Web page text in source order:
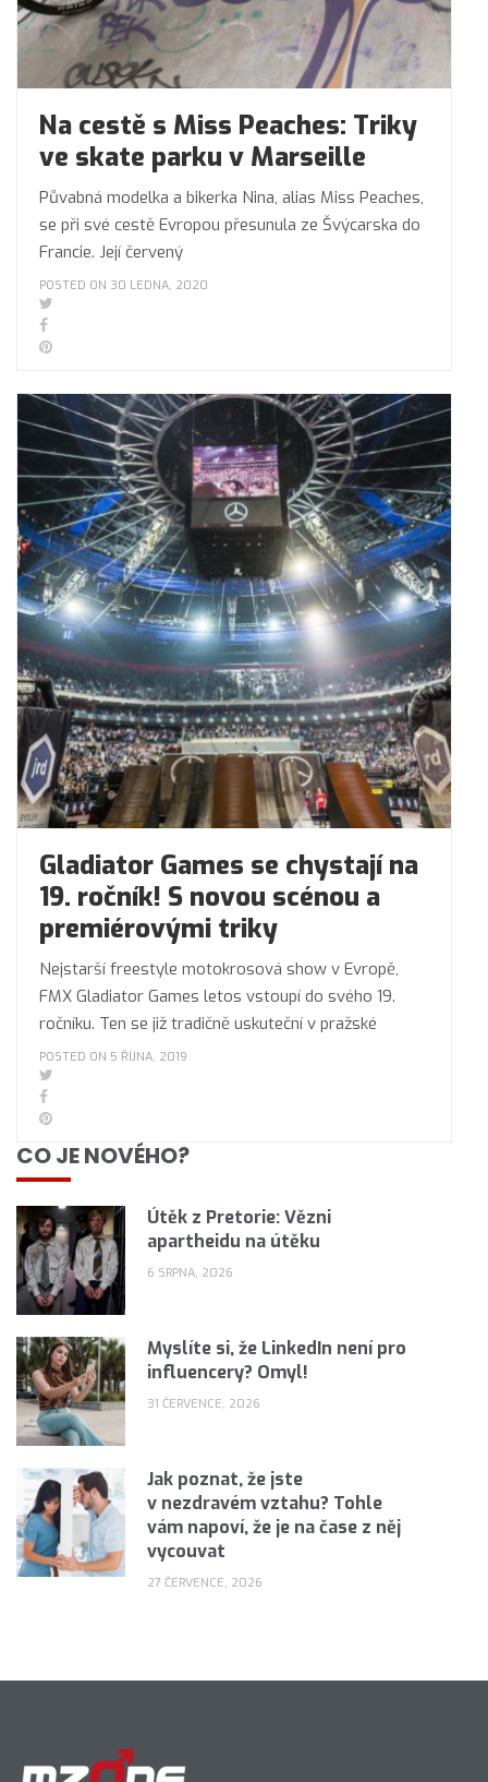
Na cestě s Miss Peaches: Triky
ve skate parku v Marseille
Půvabná modelka a bikerka Nina, alias Miss Peaches,
se při své cestě Evropou přesunula ze Švýcarska do
Francie. Její červený
POSTED ON 30 LEDNA, 2020
Gladiator Games se chystají na
19. ročník! S novou scénou a
premiérovými triky
Nejstarší freestyle motokrosová show v Evropě,
FMX Gladiator Games letos vstoupí do svého 19.
ročníku. Ten se již tradičně uskuteční v pražské
POSTED ON 5 ŘÍJNA, 2019
CO JE NOVÉHO?
Útěk z Pretorie: Vězni
apartheidu na útěku
6 SRPNA, 2026
Myslíte si, že LinkedIn není pro
influencery? Omyl!
31 ČERVENCE, 2026
Jak poznat, že jste
v nezdravém vztahu? Tohle
vám napoví, že je na čase z něj
vycouvat
27 ČERVENCE, 2026